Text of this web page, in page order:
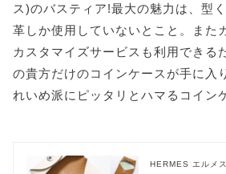
ス)のバスティア!最大の魅力は、型
革しか使用していないとこと。また
カスタマイズサービスも利用できる
の貴方だけのコインケースが手に入
れいめ派にピッタリとハマるコイン
HERMES エルメス